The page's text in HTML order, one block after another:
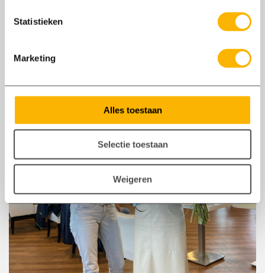
Statistieken
Marketing
Alles toestaan
Selectie toestaan
Weigeren
stage gelopen bij onze vestiging in Elspeet.
Een vreemde tijd vanwege alle beperkingen die
Corona met zich mee heeft gebracht. Toch
was het zeker van waarde voor beide partijen.